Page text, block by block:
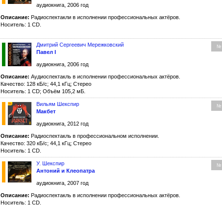
аудиокнига, 2006 год
Описание: Радиоспектакли в исполнении профессиональных актёров.
Носитель: 1 CD.
№
Дмитрий Сергеевич Мережковский
Павел I
аудиокнига, 2006 год
Описание: Аудиоспектакль в исполнении профессиональных актёров.
Качество: 128 кБ/с; 44,1 кГц; Стерео
Носитель: 1 CD; Объём 105,2 мБ.
№
Вильям Шекспир
Макбет
аудиокнига, 2012 год
Описание: Радиоспектакль в профессиональном исполнении.
Качество: 320 кБ/с; 44,1 кГц; Стерео
Носитель: 1 CD.
№
У. Шекспир
Антоний и Клеопатра
аудиокнига, 2007 год
Описание: Радиоспектакль в исполнении профессиональных актёров.
Носитель: 1 CD.